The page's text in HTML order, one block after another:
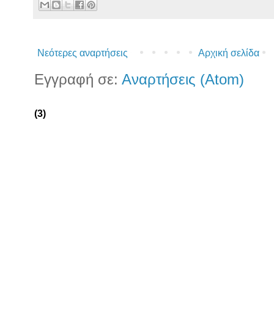
Νεότερες αναρτήσεις Αρχική σελίδα
Εγγραφή σε: Αναρτήσεις (Atom)
(3)